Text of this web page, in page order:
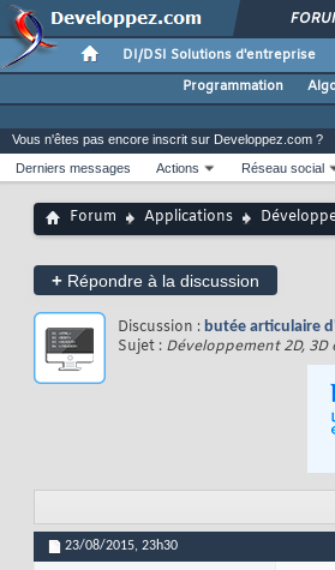
DI/DSI Solutions d'entreprise
Programmation
Vous n'êtes pas encore inscrit sur Developpez.com ?
Derniers messages
Actions Réseau social
Forum Applications
+ Répondre à la discussion
Discussion : butée articulaire
Sujet : Développement 2D, 3D
23/08/2015, 23h30